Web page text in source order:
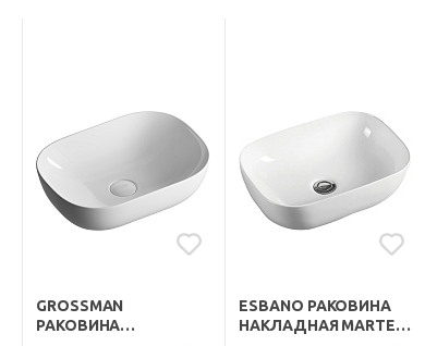
GROSSMAN
РАКОВИНА
ESBANO РАКОВИНА
НАКЛАДНАЯ MARTEL-